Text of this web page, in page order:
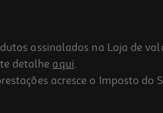
assinalados na Loja de
detalhe aqui.
acresce o Imposto do